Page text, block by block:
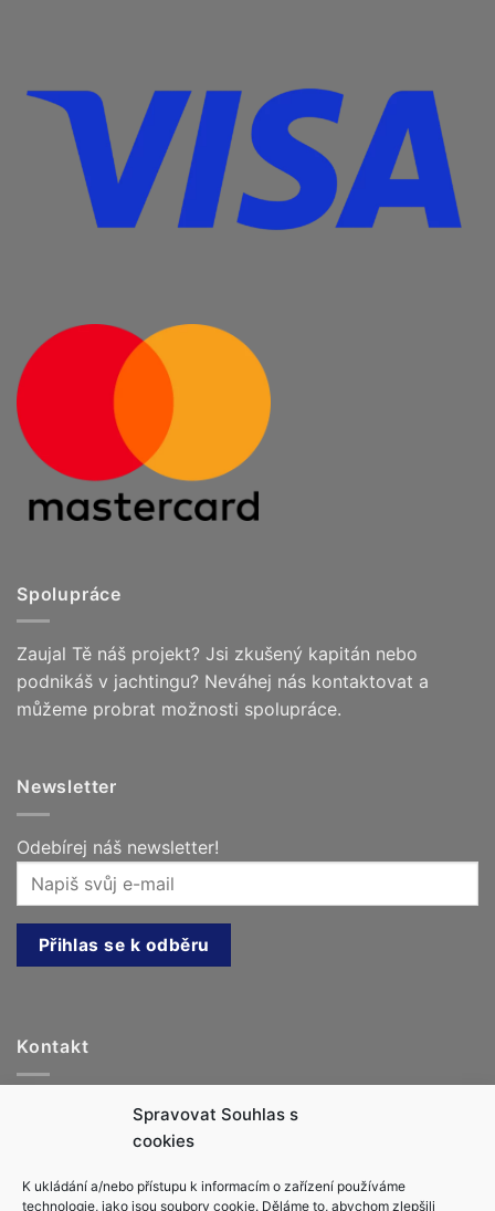
Spravovat Souhlas s
cookies
K ukládání a/nebo přístupu k informacím o zařízení používáme
technologie, jako jsou soubory cookie. Děláme to, abychom zlepšili
Spolupráce
Zaujal Tě náš projekt? Jsi zkušený kapitán nebo
podnikáš v jachtingu? Neváhej nás kontaktovat a
můžeme probrat možnosti spolupráce.
Newsletter
Odebírej náš newsletter!
Kontakt
Jachtařka.cz, s.r.o.
info@jachtarka.cz
+420 605 220 553